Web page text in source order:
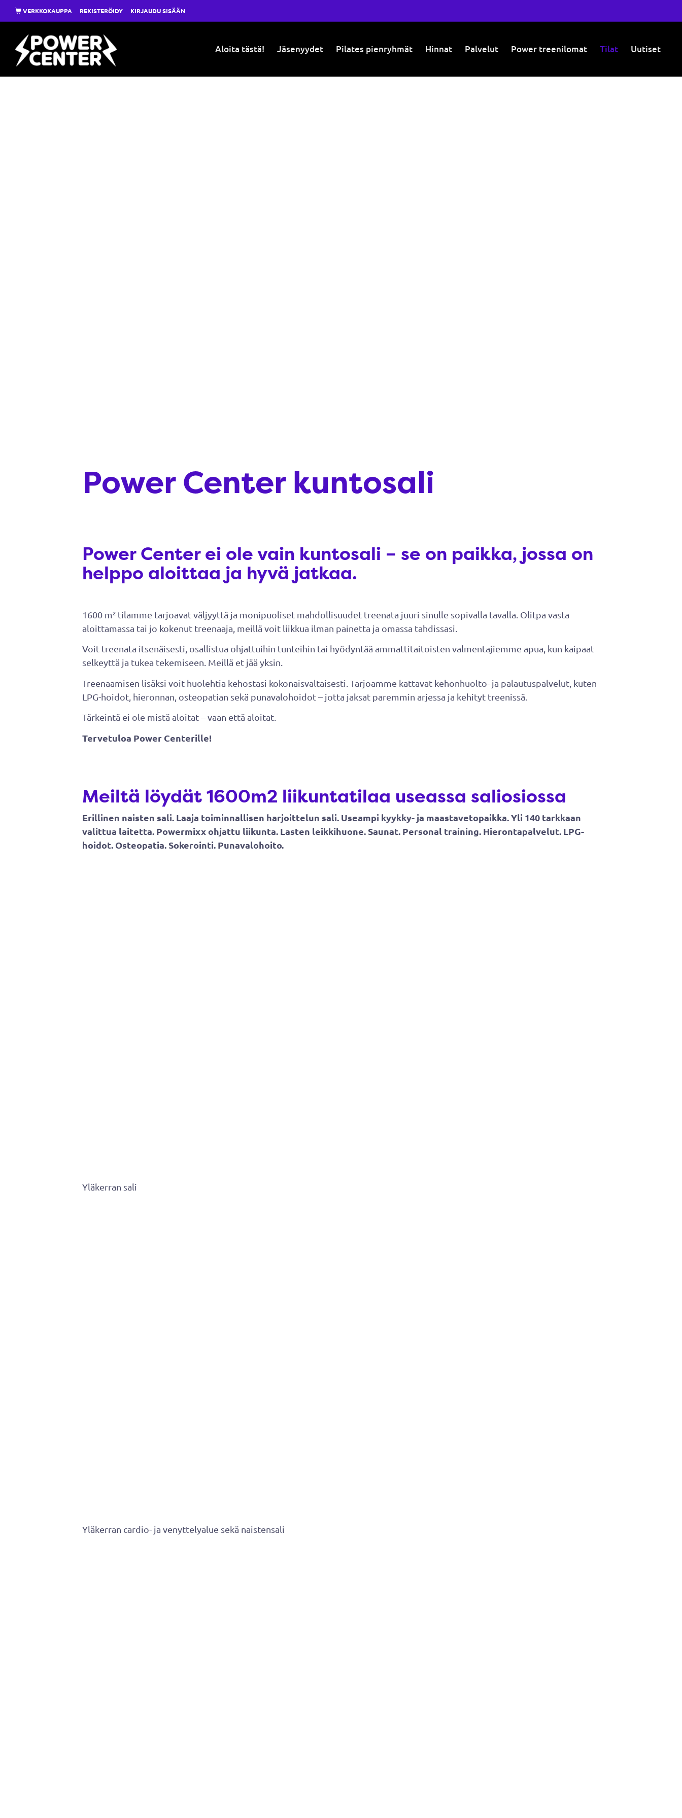
VERKKOKAUPPA REKISTERÖIDY KIRJAUDU SISÄÄN
Aloita tästä! Jäsenyydet Pilates pienryhmät Hinnat Palvelut Power treenilomat Tilat Uutiset
Power Center kuntosali
Power Center ei ole vain kuntosali – se on paikka, jossa on
helppo aloittaa ja hyvä jatkaa.
1600 m² tilamme tarjoavat väljyyttä ja monipuoliset mahdollisuudet treenata juuri sinulle sopivalla tavalla. Olitpa vasta
aloittamassa tai jo kokenut treenaaja, meillä voit liikkua ilman painetta ja omassa tahdissasi.
Voit treenata itsenäisesti, osallistua ohjattuihin tunteihin tai hyödyntää ammattitaitoisten valmentajiemme apua, kun kaipaat
selkeyttä ja tukea tekemiseen. Meillä et jää yksin.
Treenaamisen lisäksi voit huolehtia kehostasi kokonaisvaltaisesti. Tarjoamme kattavat kehonhuolto- ja palautuspalvelut, kuten
LPG-hoidot, hieronnan, osteopatian sekä punavalohoidot – jotta jaksat paremmin arjessa ja kehityt treenissä.
Tärkeintä ei ole mistä aloitat – vaan että aloitat.
Tervetuloa Power Centerille!
Meiltä löydät 1600m2 liikuntatilaa useassa saliosiossa
Erillinen naisten sali. Laaja toiminnallisen harjoittelun sali. Useampi kyykky- ja maastavetopaikka. Yli 140 tarkkaan
valittua laitetta. Powermixx ohjattu liikunta. Lasten leikkihuone. Saunat. Personal training. Hierontapalvelut. LPG-
hoidot. Osteopatia. Sokerointi. Punavalohoito.
Yläkerran sali
Yläkerran cardio- ja venyttelyalue sekä naistensali